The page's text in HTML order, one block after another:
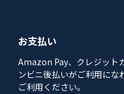
お支払い
Amazon Pay、クレジット
ンビニ後払いがご利用にな
ご利用ください。